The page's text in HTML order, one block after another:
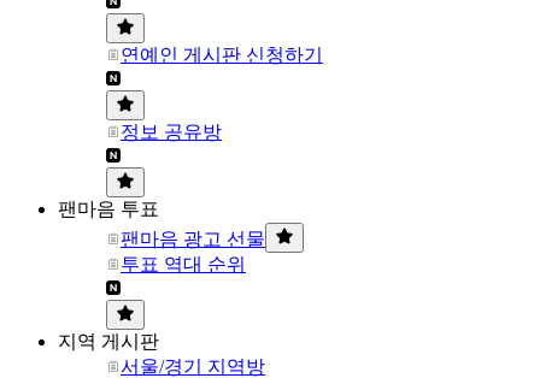
연예인 게시판 신청하기
정보 공유방
팬마음 투표
팬마음 광고 선물
투표 역대 순위
지역 게시판
서울/경기 지역방